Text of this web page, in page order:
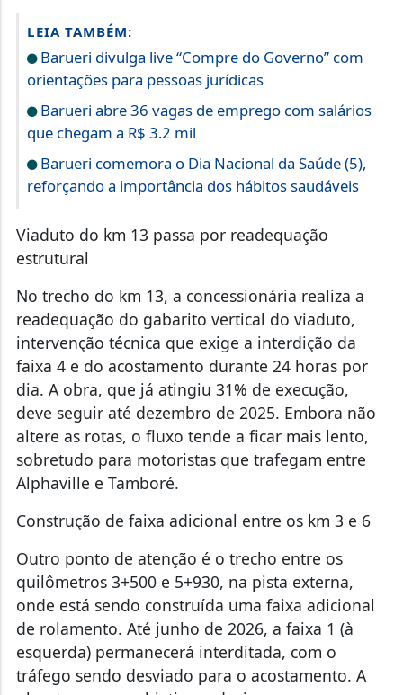
LEIA TAMBÉM:
Barueri divulga live “Compre do Governo” com
orientações para pessoas jurídicas
Barueri abre 36 vagas de emprego com salários
que chegam a R$ 3.2 mil
Barueri comemora o Dia Nacional da Saúde (5),
reforçando a importância dos hábitos saudáveis
Viaduto do km 13 passa por readequação
estrutural
No trecho do km 13, a concessionária realiza a
readequação do gabarito vertical do viaduto,
intervenção técnica que exige a interdição da
faixa 4 e do acostamento durante 24 horas por
dia. A obra, que já atingiu 31% de execução,
deve seguir até dezembro de 2025. Embora não
altere as rotas, o fluxo tende a ficar mais lento,
sobretudo para motoristas que trafegam entre
Alphaville e Tamboré.
Construção de faixa adicional entre os km 3 e 6
Outro ponto de atenção é o trecho entre os
quilômetros 3+500 e 5+930, na pista externa,
onde está sendo construída uma faixa adicional
de rolamento. Até junho de 2026, a faixa 1 (à
esquerda) permanecerá interditada, com o
tráfego sendo desviado para o acostamento. A